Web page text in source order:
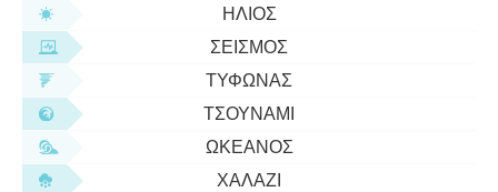
ΉΛΙΟΣ
ΣΕΙΣΜΌΣ
ΤΥΦΏΝΑΣ
ΤΣΟΥΝΆΜΙ
ΩΚΕΑΝΌΣ
ΧΑΛΆΖΙ